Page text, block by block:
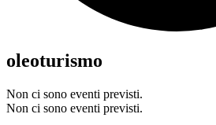
oleoturismo
Non ci sono eventi previsti.
Non ci sono eventi previsti.